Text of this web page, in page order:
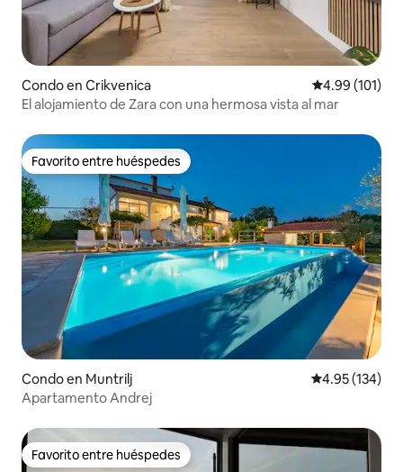
Condo en Crikvenica Calificación
4.99 (101)
El alojamiento de Zara con una hermosa vista al mar
Favorito entre huéspedes
Favorito entre huéspedes
Condo en Muntrilj Calificación
4.95 (134)
Apartamento Andrej
Favorito entre huéspedes
Favorito entre huéspedes